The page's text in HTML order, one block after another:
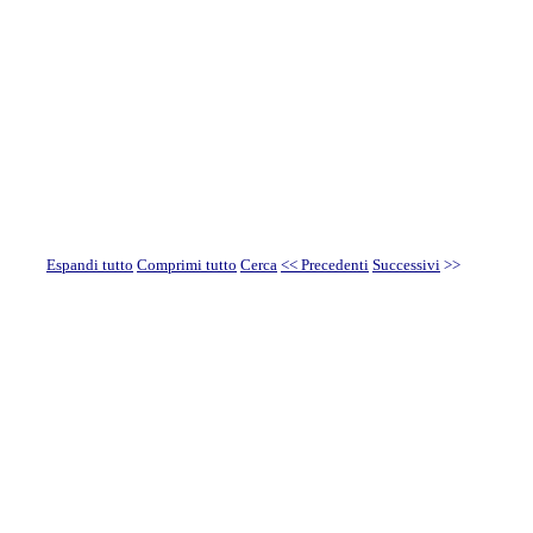
Espandi tutto Comprimi tutto Cerca << Precedenti Successivi >>